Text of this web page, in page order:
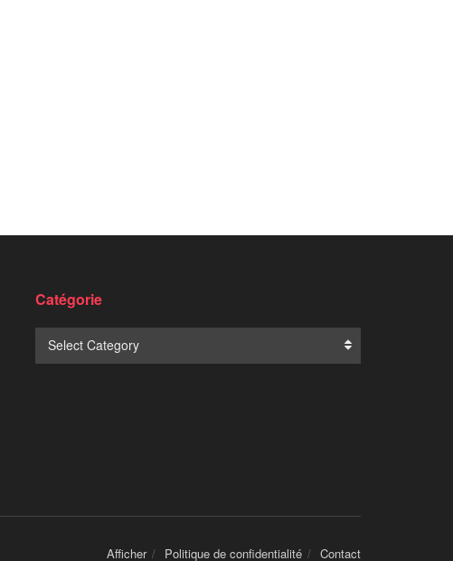
Catégorie
Select Category
Afficher Politique de confidentialité Contact